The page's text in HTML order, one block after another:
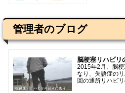
管理者のブログ
脳梗塞リハビリ
2015年2月、脳
なり、失語症の
回の通所リハビ